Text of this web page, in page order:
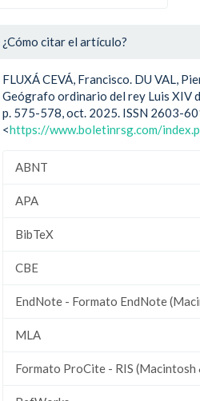
¿Cómo citar el artículo?
FLUXÁ CEVÁ, Francisco. DU VAL,
Geógrafo ordinario del rey Luis XIV
p. 575-578, oct. 2025. ISSN 2603-
<https://www.boletinrsg.com/
ABNT
APA
BibTeX
CBE
EndNote - Formato EndNote
MLA
Formato ProCite - RIS (Macintosh